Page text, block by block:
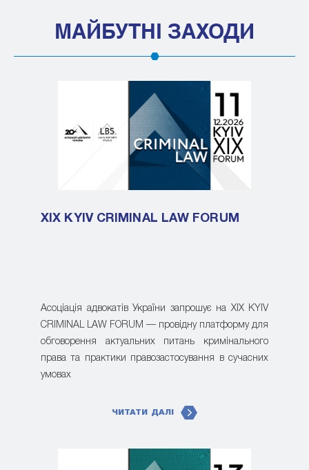
МАЙБУТНІ ЗАХОДИ
XIX KYIV CRIMINAL LAW FORUM
Асоціація адвокатів України запрошує на XIX KYIV
CRIMINAL LAW FORUM — провідну платформу для
обговорення актуальних питань кримінального
права та практики правозастосування в сучасних
умовах
ЧИТАТИ ДАЛІ